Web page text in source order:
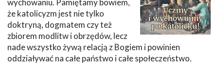
że katolicyzm jest nie tylko
doktryną, dogmatem czy też
zbiorem modlitw i obrzędów, lecz
nade wszystko żywą relacją z Bogiem i powinien
oddziaływać na całe państwo i całe społeczeństwo.